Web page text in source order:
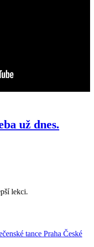
už dnes.
lekci.
tance Praha České